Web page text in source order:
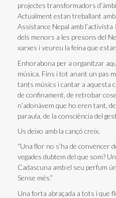
projectes transformadors
Actualment estan treballant
Assistance Nepal amb l’activista
dels menors a les presons del
xarxes i veureu la feina que
Enhorabona per a organitzar
música. Fins i tot anant un pas
tants músics i cantar a aquesta
de confinament, de retrobar
n’adonàvem que ho eren tant,
paraula, de la consciència del
Us deixo amb la cançó creix.
“Una flor no s’ha de convèncer
vegades dubtem del que som?
Cadascuna amb el seu perfum
Sense més.”
Una forta abraçada a tots i que